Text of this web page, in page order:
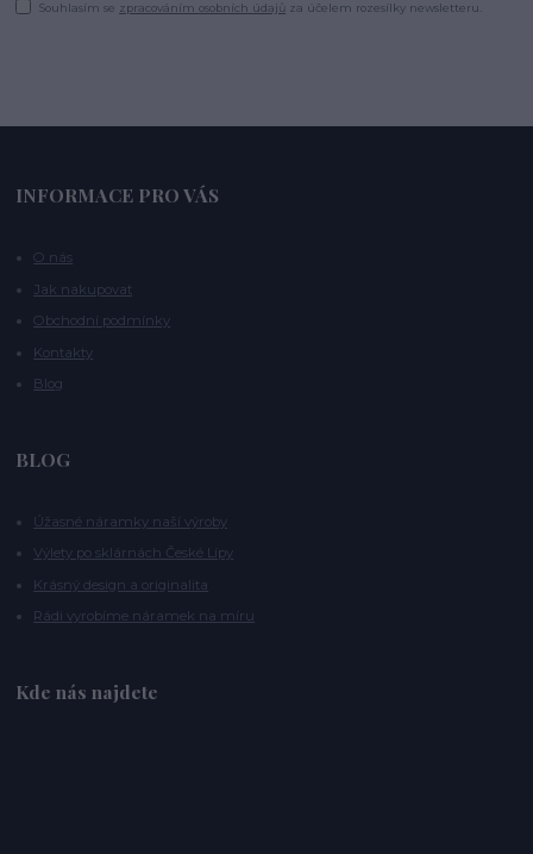
Souhlasím se zpracováním osobních údajů za účelem rozesílky newsletteru.
INFORMACE PRO VÁS
O nás
Jak nakupovat
Obchodní podmínky
Kontakty
Blog
BLOG
Úžasné náramky naší výroby
Výlety po sklárnách České Lípy
Krásný design a originalita
Rádi vyrobíme náramek na míru
Kde nás najdete